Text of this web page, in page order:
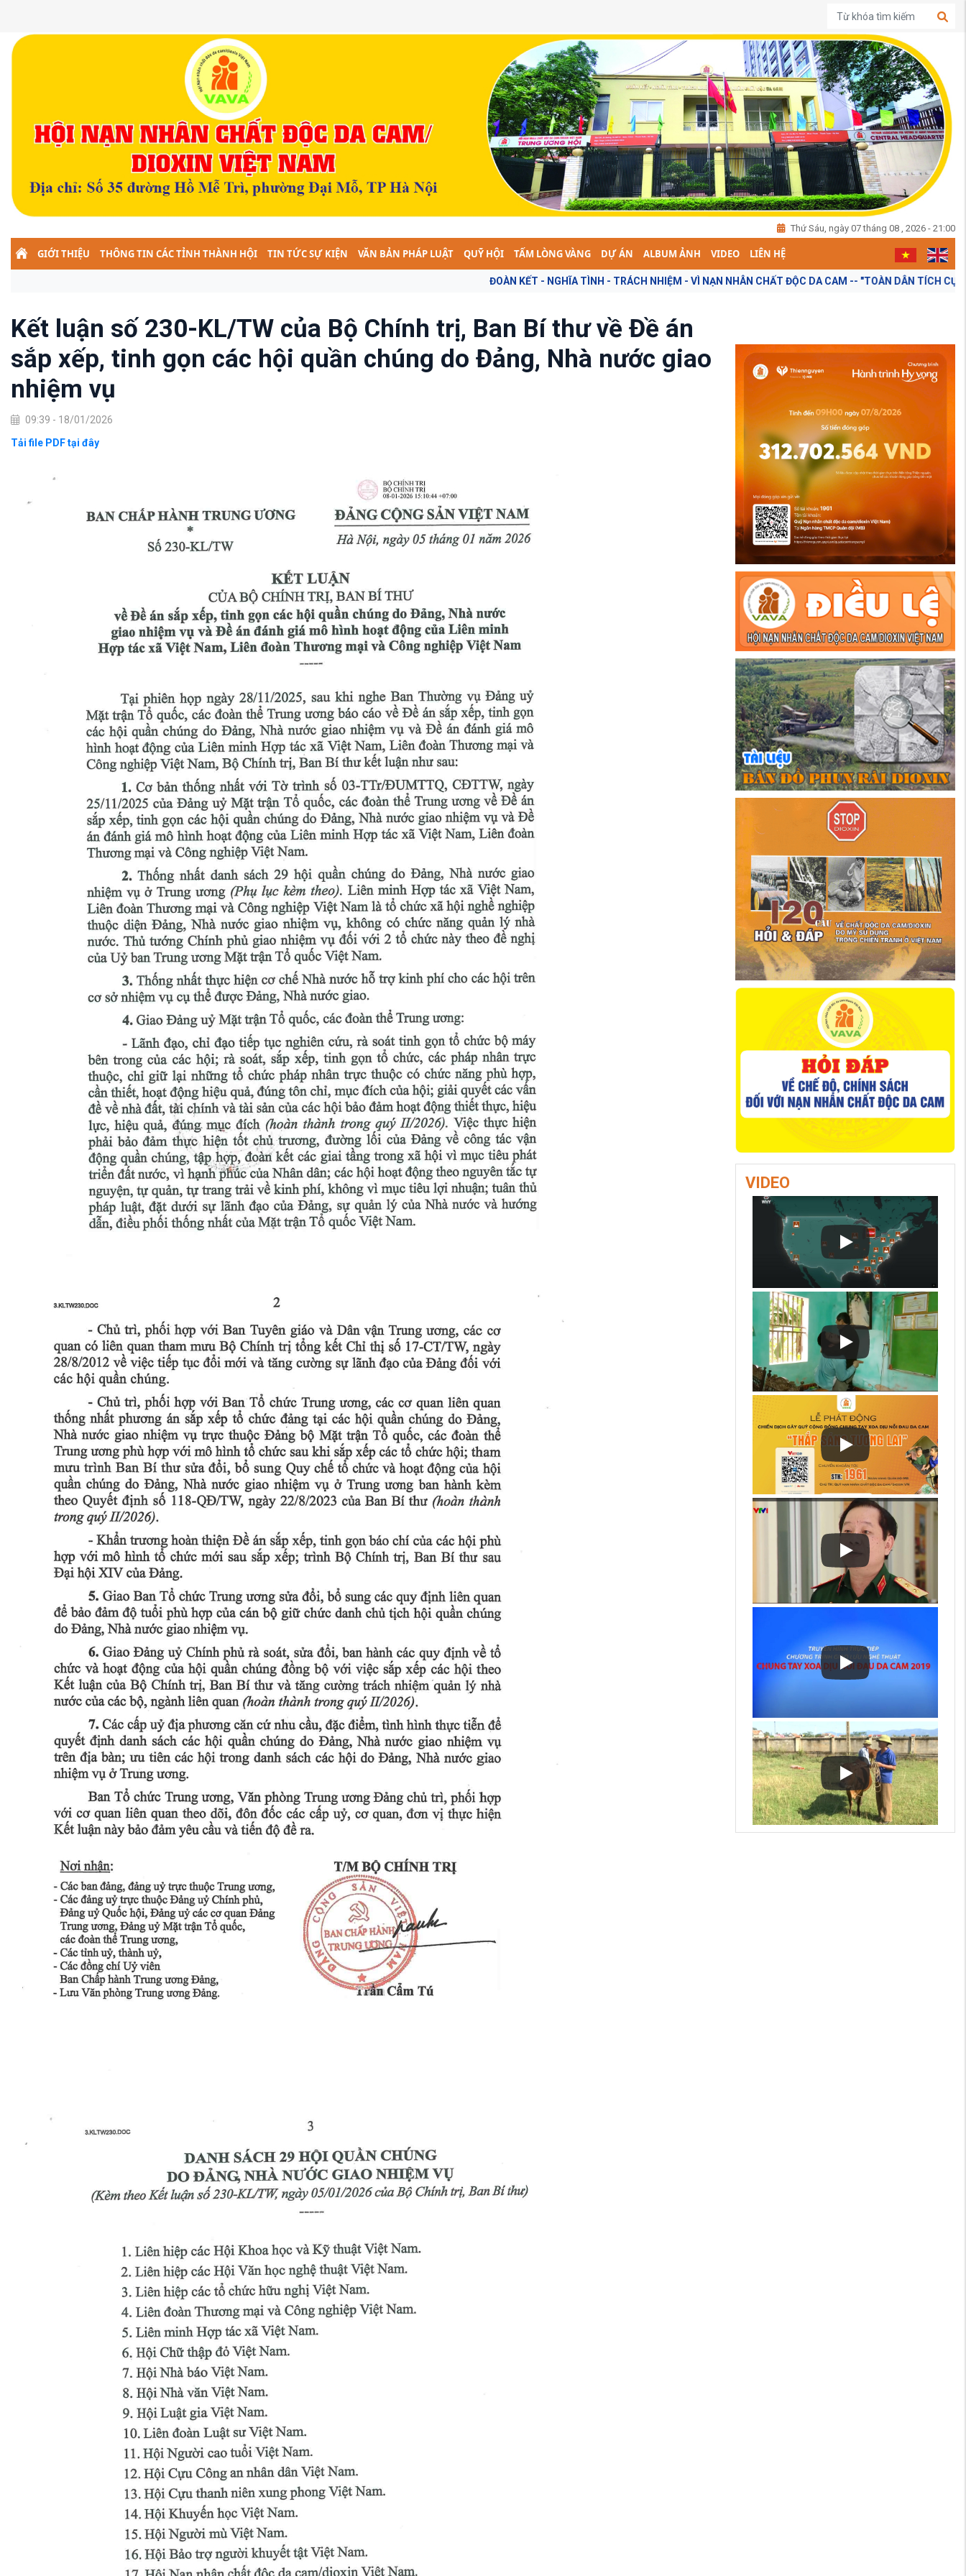
Thứ Sáu, ngày 07 tháng 08 , 2026 - 21:00
GIỚI THIỆU THÔNG TIN CÁC TỈNH THÀNH HỘI TIN TỨC SỰ KIỆN VĂN BẢN PHÁP LUẬT QUỸ HỘI TẤM LÒNG VÀNG DỰ ÁN ALBUM ẢNH VIDEO LIÊN HỆ
ĐOÀN KẾT - NGHĨA TÌNH - TRÁCH NHIỆM - VÌ NẠN NHÂN CHẤT ĐỘC DA CAM -- "TOÀN DÂN TÍCH CỰC ĐÓNG GÓP Ý
Kết luận số 230-KL/TW của Bộ Chính trị, Ban Bí thư về Đề án
sắp xếp, tinh gọn các hội quần chúng do Đảng, Nhà nước giao
nhiệm vụ
09:39 - 18/01/2026
Tải file PDF tại đây
VIDEO